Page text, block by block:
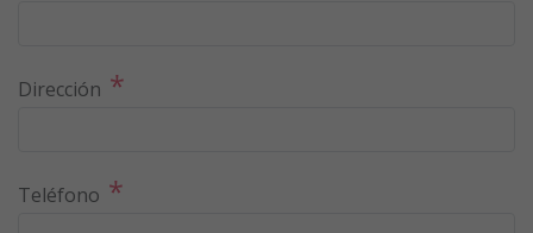
Dirección *
Teléfono *